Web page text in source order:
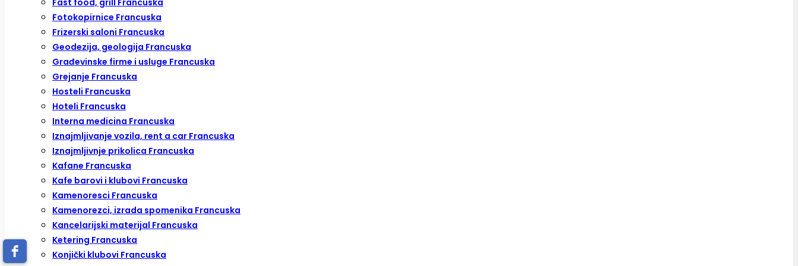
Fotokopirnice Francuska
Frizerski saloni Francuska
Geodezija, geologija Francuska
Građevinske firme i usluge Francuska
Grejanje Francuska
Hosteli Francuska
Hoteli Francuska
Interna medicina Francuska
Iznajmljivanje vozila, rent a car Francuska
Iznajmljivnje prikolica Francuska
Kafane Francuska
Kafe barovi i klubovi Francuska
Kamenoresci Francuska
Kamenorezci, izrada spomenika Francuska
Kancelarijski materijal Francuska
Ketering Francuska
Konjički klubovi Francuska